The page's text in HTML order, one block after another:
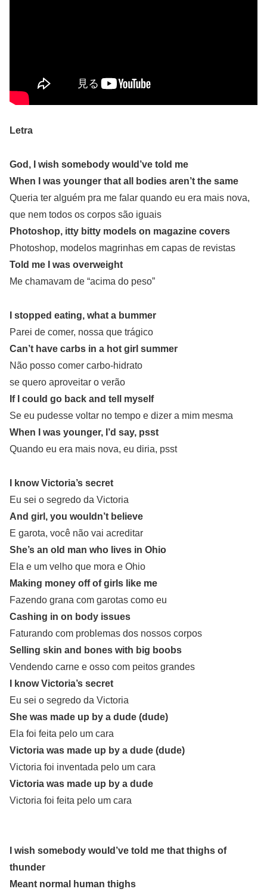
Letra
God, I wish somebody would’ve told me
When I was younger that all bodies aren’t the same
Queria ter alguém pra me falar quando eu era mais nova,
que nem todos os corpos são iguais
Photoshop, itty bitty models on magazine covers
Photoshop, modelos magrinhas em capas de revistas
Told me I was overweight
Me chamavam de “acima do peso”
I stopped eating, what a bummer
Parei de comer, nossa que trágico
Can’t have carbs in a hot girl summer
Não posso comer carbo-hidrato
se quero aproveitar o verão
If I could go back and tell myself
Se eu pudesse voltar no tempo e dizer a mim mesma
When I was younger, I’d say, psst
Quando eu era mais nova, eu diria, psst
I know Victoria’s secret
Eu sei o segredo da Victoria
And girl, you wouldn’t believe
E garota, você não vai acreditar
She’s an old man who lives in Ohio
Ela e um velho que mora e Ohio
Making money off of girls like me
Fazendo grana com garotas como eu
Cashing in on body issues
Faturando com problemas dos nossos corpos
Selling skin and bones with big boobs
Vendendo carne e osso com peitos grandes
I know Victoria’s secret
Eu sei o segredo da Victoria
She was made up by a dude (dude)
Ela foi feita pelo um cara
Victoria was made up by a dude (dude)
Victoria foi inventada pelo um cara
Victoria was made up by a dude
Victoria foi feita pelo um cara
I wish somebody would’ve told me that thighs of
thunder
Meant normal human thighs